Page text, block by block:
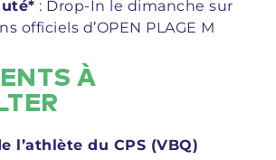
: Drop-In le dimanche sur
officiels d’OPEN PLAGE M
À
l’athlète du CPS (VBQ)